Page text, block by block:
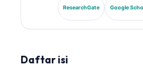
Clinical Chemistry, ia
analisis panel diagnostik,
ResearchGate Google
Daftar isi